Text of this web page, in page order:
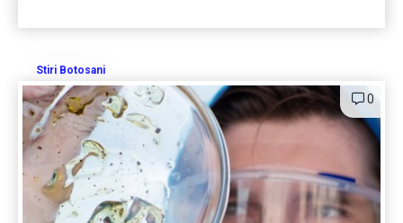
Stiri Botosani
0